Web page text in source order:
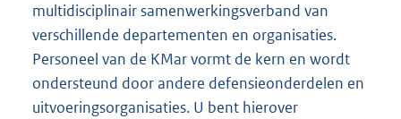
multidisciplinair samenwerkingsverband van
verschillende departementen en organisaties.
Personeel van de KMar vormt de kern en wordt
ondersteund door andere defensieonderdelen en
uitvoeringsorganisaties. U bent hierover